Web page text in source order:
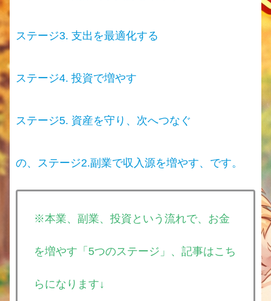
ステージ3. 支出を最適化する
ステージ4. 投資で増やす
ステージ5. 資産を守り、次へつなぐ
の、ステージ2.副業で収入源を増やす、です。
※本業、副業、投資という流れで、お金
を増やす「5つのステージ」、記事はこち
らになります↓